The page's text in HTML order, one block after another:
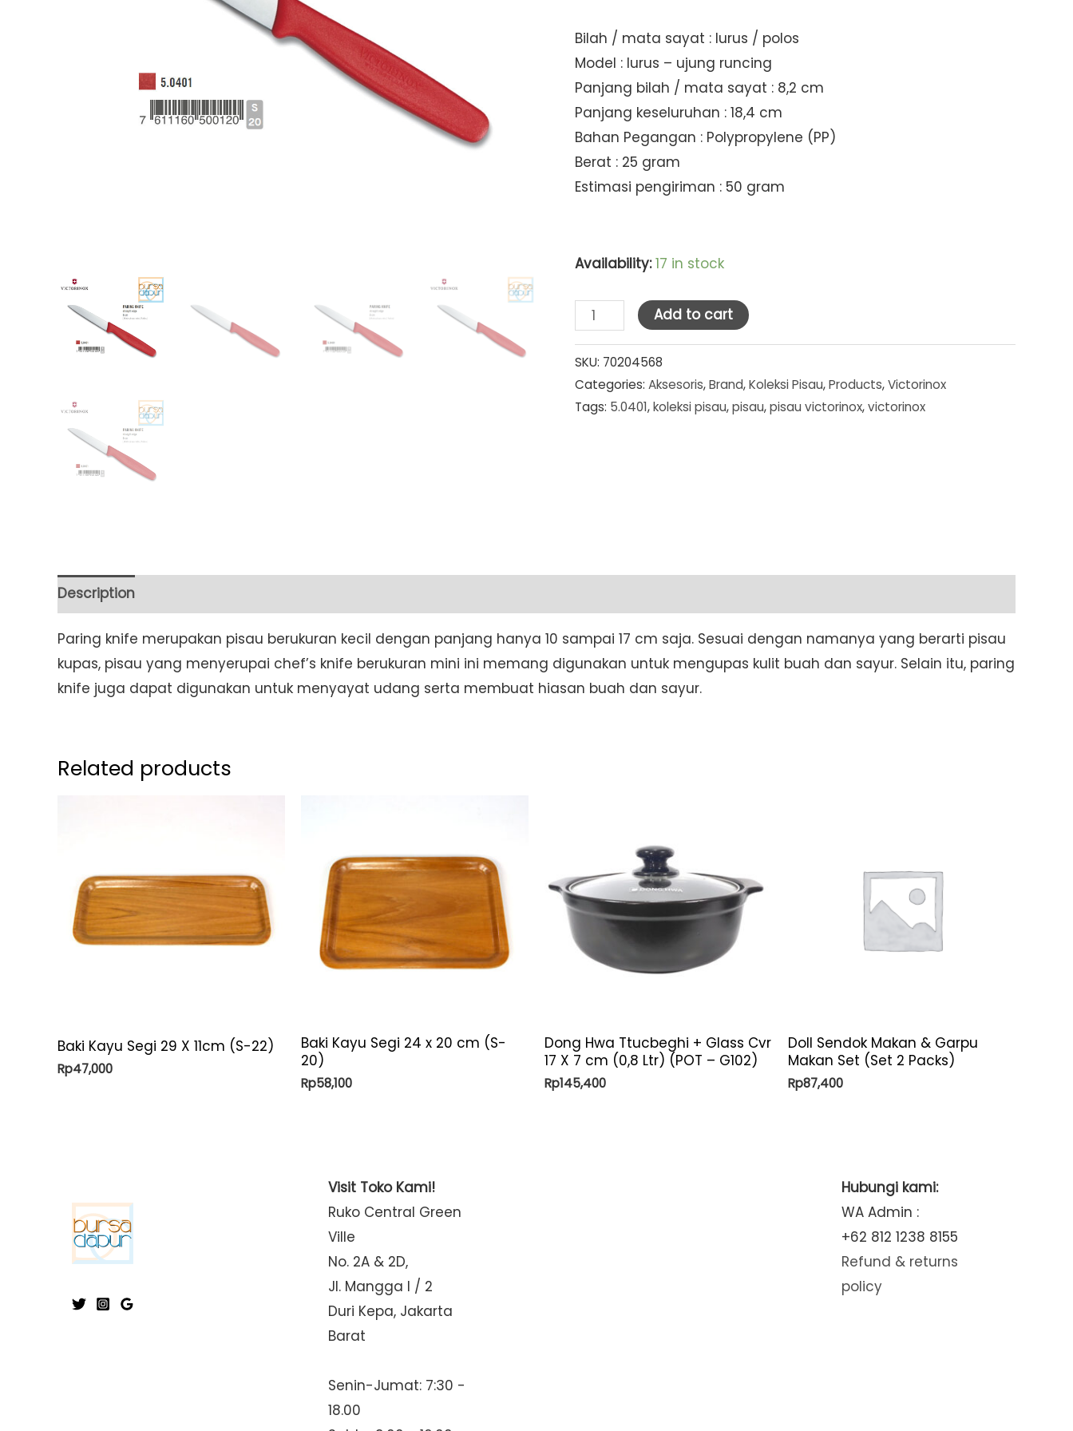
Bilah / mata sayat : lurus / polos
Model : lurus – ujung runcing
Panjang bilah / mata sayat : 8,2 cm
Panjang keseluruhan : 18,4 cm
Bahan Pegangan : Polypropylene (PP)
Berat : 25 gram
Estimasi pengiriman : 50 gram
Availability: 17 in stock
Victorinox
Paring
Knife
Straight
Edge
Add to cart
SKU: 70204568
Categories: Aksesoris,Brand,Koleksi Pisau,Products,Victorinox
Tags: 5.0401,koleksi pisau,pisau,pisau victorinox,victorinox
Description
Paring knife merupakan pisau berukuran kecil dengan panjang hanya 10 sampai 17 cm saja. Sesuai dengan namanya yang berarti pisau
kupas, pisau yang menyerupai chef’s knife berukuran mini ini memang digunakan untuk mengupas kulit buah dan sayur. Selain itu, paring
knife juga dapat digunakan untuk menyayat udang serta membuat hiasan buah dan sayur.
Related products
Baki Kayu Segi 29 X 11cm (S-22)
Rp47,000
Baki Kayu Segi 24 x 20 cm (S-
20)
Rp58,100
Dong Hwa Ttucbeghi + Glass Cvr
17 X 7 cm (0,8 Ltr) (POT – G102)
Rp145,400
Doll Sendok Makan & Garpu
Makan Set (Set 2 Packs)
Rp87,400
Visit Toko Kami!
Ruko Central Green
Ville
No. 2A & 2D,
Jl. Mangga I / 2
Duri Kepa, Jakarta
Barat
Senin-Jumat: 7:30 -
18.00
Hubungi kami:
WA Admin :
+62 812 1238 8155
Refund & returns
policy